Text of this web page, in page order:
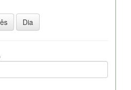
Dia